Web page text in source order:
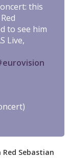
this
to see him
Live,
Sebastian